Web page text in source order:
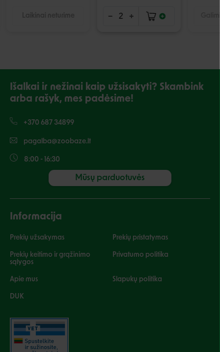
Išalkai ir nežinai kaip užsisakyti? Skambink
arba rašyk, mes padėsime!
+370 687 34899
pagalba@zoobaze.lt
8:00 - 16:30
Mūsų parduotuvės
Informacija
Prekių užsakymas Prekių pristatymas
Prekių keitimo ir grąžinimo
sąlygos
Privatumo politika
Apie mus Slapukų politika
DUK